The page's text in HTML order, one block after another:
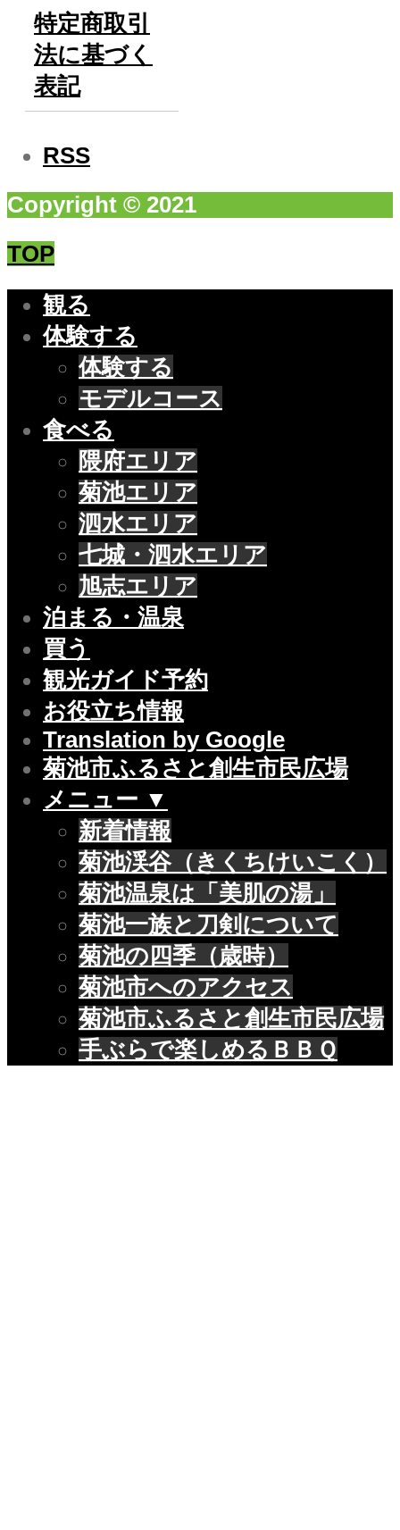
特定商取引
法に基づく
表記
RSS
Copyright © 2021
TOP
観る
体験する
体験する
モデルコース
食べる
隈府エリア
菊池エリア
泗水エリア
七城・泗水エリア
旭志エリア
泊まる・温泉
買う
観光ガイド予約
お役立ち情報
Translation by Google
菊池市ふるさと創生市民広場
メニュー ▼
新着情報
菊池渓谷（きくちけいこく）
菊池温泉は「美肌の湯」
菊池一族と刀剣について
菊池の四季（歳時）
菊池市へのアクセス
菊池市ふるさと創生市民広場
手ぶらで楽しめるＢＢＱ